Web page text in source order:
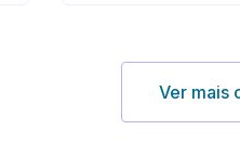
Ver mais